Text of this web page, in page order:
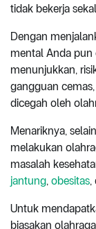
tidak bekerja
Dengan
mental Anda pun
menunjukkan,
gangguan
dicegah oleh
Menariknya,
melakukan
masalah
jantung, obesitas,
Untuk
biasakan